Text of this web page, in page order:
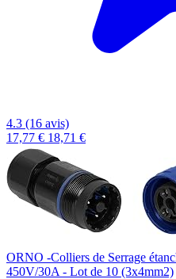
4.3 (16 avis)
17,77 € 18,71 €
ORNO -Colliers de Serrage
450V/30A - Lot de 10 (3x4mm2)